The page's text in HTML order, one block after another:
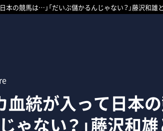
本の競馬は…」「だいぶ儲かるんじゃない？」藤沢和雄
血統が入って日本
ゃない？」藤沢和